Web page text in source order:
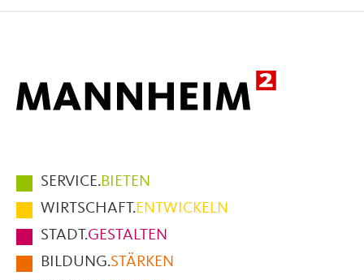
Hauptmenüpunkte
im
Fußbereich
der
Seite
SERVICE.BIETEN
WIRTSCHAFT.ENTWICKELN
STADT.GESTALTEN
BILDUNG.STÄRKEN